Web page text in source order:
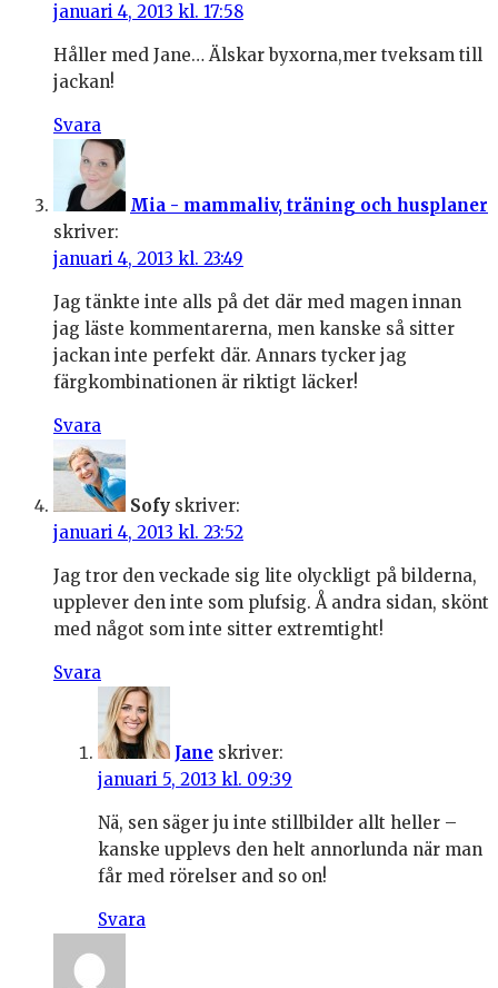
januari 4, 2013 kl. 17:58
Håller med Jane… Älskar byxorna,mer tveksam till
jackan!
Svara
Mia - mammaliv, träning och husplaner
skriver:
januari 4, 2013 kl. 23:49
Jag tänkte inte alls på det där med magen innan
jag läste kommentarerna, men kanske så sitter
jackan inte perfekt där. Annars tycker jag
färgkombinationen är riktigt läcker!
Svara
Sofy skriver:
januari 4, 2013 kl. 23:52
Jag tror den veckade sig lite olyckligt på bilderna,
upplever den inte som plufsig. Å andra sidan, skönt
med något som inte sitter extremtight!
Svara
Jane skriver:
januari 5, 2013 kl. 09:39
Nä, sen säger ju inte stillbilder allt heller –
kanske upplevs den helt annorlunda när man
får med rörelser and so on!
Svara